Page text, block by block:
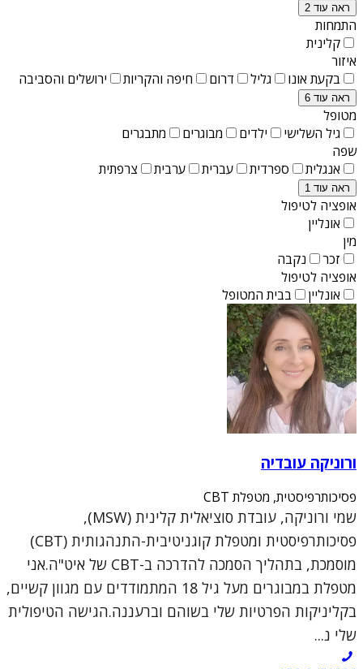
ראה עוד 2
התמחות
קלינית
איזור
בקעת אונו
גליל דרום חיפה והקריות ירושלים והסביבה
ראה עוד 6
מטופל
גיל השלישי
ילדים מבוגרים
מתבגרים
שפה
אנגלית
ספרדית עברית ערבית צרפתית
ראה עוד 1
אופציה לטיפול
אונליין
מין
זכר
נקבה
אופציה לטיפול
אונליין
בבית המטופל
ורוניקה עובדיה
פסיכותרפיסטית, מטפלת CBT
שמי ורוניקה, עובדת סוציאלית קלינית (MSW),
פסיכותרפיסטית ומטפלת קוגניטיבית-התנהגותית (CBT)
מוסמכת, בתהליך הסמכה להדרכה ב-CBT של איט"ה.אני
מטפלת במבוגרים מעל גיל 18 המתמודדים עם מגוון קשיים,
בקליניקות הפרטיות שלי בשוהם וברעננה.הגישה הטיפולית
שלי נ...